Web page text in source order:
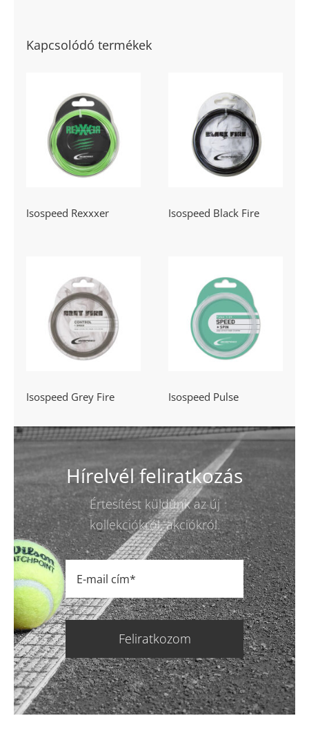
Kapcsolódó termékek
Isospeed
Rexxxer
Isospeed Rexxxer
Isospeed Black
Fire
Isospeed Black Fire
Isospeed Grey
Fire
Isospeed Grey Fire
Isospeed Pulse
Isospeed Pulse
Hírelvél feliratkozás
Értesítést küldünk az új
kollekciókról, akciókról.
Feliratkozom